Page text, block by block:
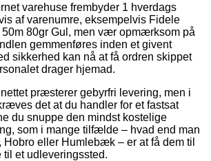
varehuse frembyder 1 hverdags
af varenumre, eksempelvis Fidele
50m 80gr Gul, men vær opmærksom på
gemmenføres inden et givent
sikkerhed kan nå at få ordren skippet
drager hjemad.
præsterer gebyrfri levering, men i
det at du handler for et fastsat
du snuppe den mindst kostelige
som i mange tilfælde – hvad end man
eller Humlebæk – er at få dem til
et udleveringssted.